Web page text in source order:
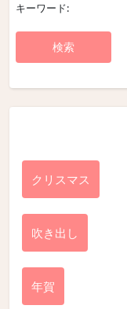
キーワード:
クリスマス
吹き出し
年賀